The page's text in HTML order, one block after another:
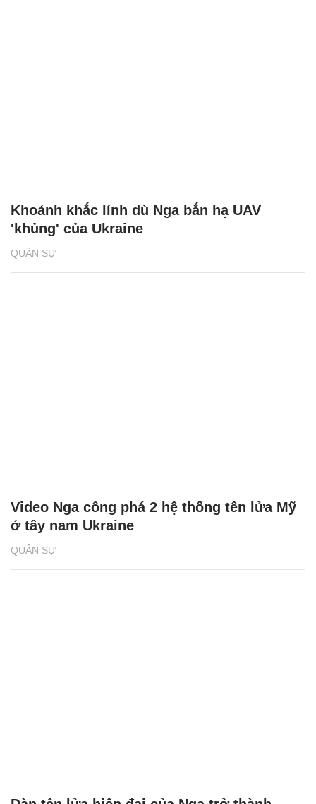
QUÂN SỰ
Khoảnh khắc lính dù Nga bắn hạ UAV
'khủng' của Ukraine
QUÂN SỰ
Video Nga công phá 2 hệ thống tên lửa Mỹ
ở tây nam Ukraine